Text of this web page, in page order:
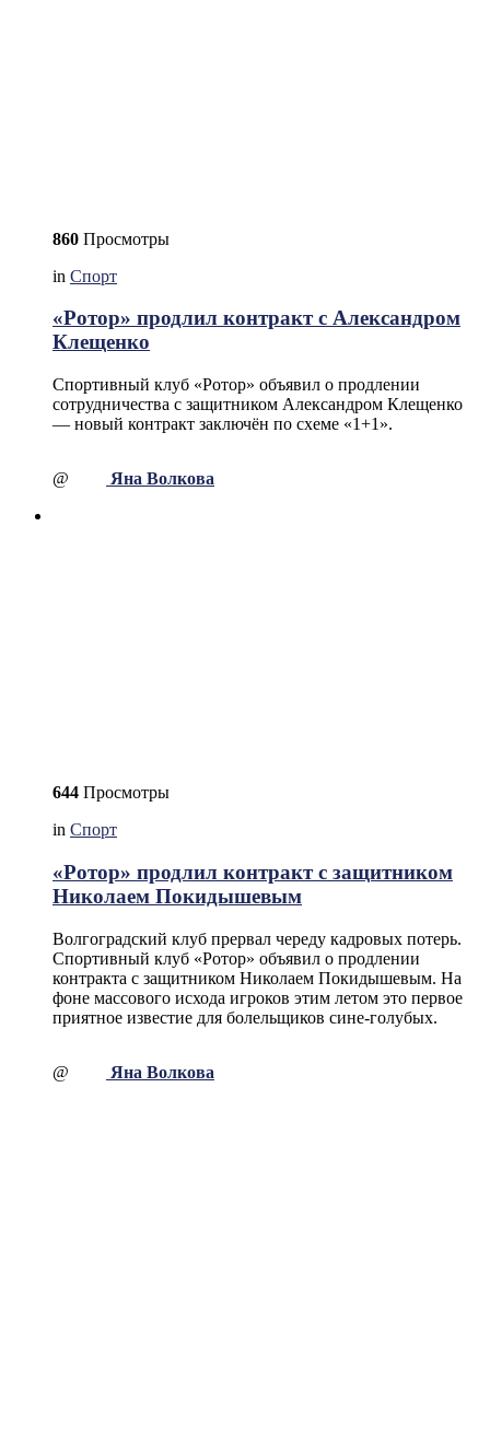
860 Просмотры
in Спорт
«Ротор» продлил контракт с Александром
Клещенко
Спортивный клуб «Ротор» объявил о продлении
сотрудничества с защитником Александром Клещенко
— новый контракт заключён по схеме «1+1».
@ Яна Волкова
644 Просмотры
in Спорт
«Ротор» продлил контракт с защитником
Николаем Покидышевым
Волгоградский клуб прервал череду кадровых потерь.
Спортивный клуб «Ротор» объявил о продлении
контракта с защитником Николаем Покидышевым. На
фоне массового исхода игроков этим летом это первое
приятное известие для болельщиков сине-голубых.
@ Яна Волкова